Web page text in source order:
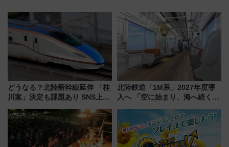
どうなる？北陸新幹線延伸 「桂
川案」決定も課題あり SNS上の
北陸鉄道「1M系」2027年度導
入へ 「空に始まり、海へ続く」
神秘的なデザイン